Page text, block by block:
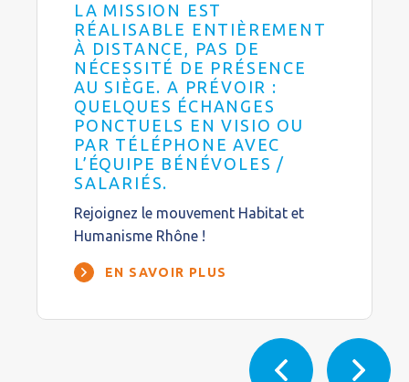
LA MISSION EST
RÉALISABLE ENTIÈREMENT
À DISTANCE, PAS DE
NÉCESSITÉ DE PRÉSENCE
AU SIÈGE. A PRÉVOIR :
QUELQUES ÉCHANGES
PONCTUELS EN VISIO OU
PAR TÉLÉPHONE AVEC
L’ÉQUIPE BÉNÉVOLES /
SALARIÉS.
Rejoignez le mouvement Habitat et
Humanisme Rhône !
EN SAVOIR PLUS